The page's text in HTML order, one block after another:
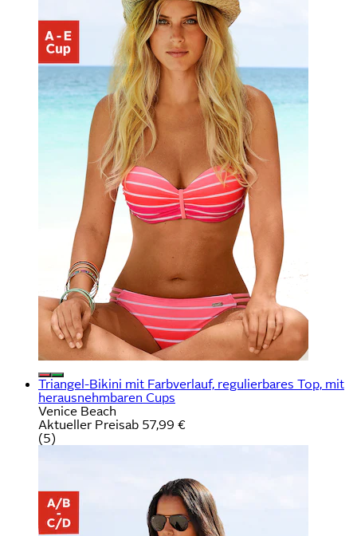
Triangel-Bikini mit Farbverlauf, regulierbares Top, mit
herausnehmbaren Cups
Venice Beach
Aktueller Preisab 57,99 €
(5)